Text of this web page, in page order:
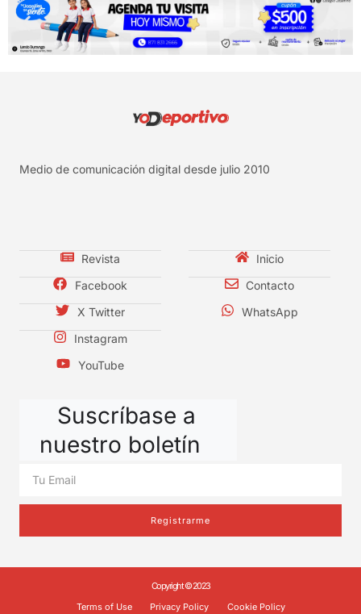
Medio de comunicación digital desde julio 2010
Revista
Facebook
X Twitter
Instagram
YouTube
Inicio
Contacto
WhatsApp
Suscríbase a
nuestro boletín
Registrarme
Copyright © 2023
Terms of Use
Privacy Policy Cookie Policy